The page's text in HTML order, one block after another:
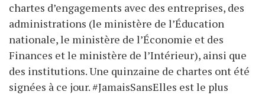
chartes d’engagements avec des entreprises, des
administrations (le ministère de l’Éducation
nationale, le ministère de l’Économie et des
Finances et le ministère de l’Intérieur), ainsi que
des institutions. Une quinzaine de chartes ont été
signées à ce jour. #JamaisSansElles est le plus